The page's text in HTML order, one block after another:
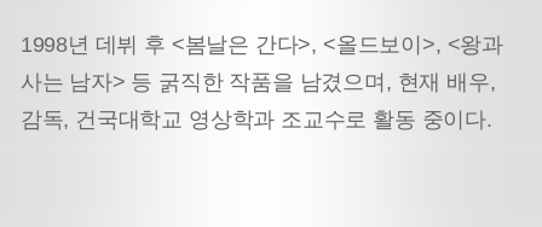
1998년 데뷔 후 <봄날은 간다>, <올드보이>, <왕과
사는 남자> 등 굵직한 작품을 남겼으며, 현재 배우,
감독, 건국대학교 영상학과 조교수로 활동 중이다.